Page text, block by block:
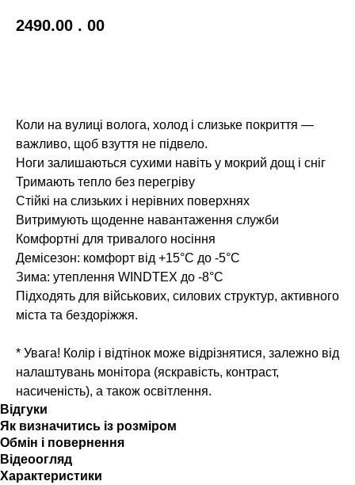
2490.00 . 00
Коли на вулиці волога, холод і слизьке покриття —
важливо, щоб взуття не підвело.
Ноги залишаються сухими навіть у мокрий дощ і сніг
Тримають тепло без перегріву
Стійкі на слизьких і нерівних поверхнях
Витримують щоденне навантаження служби
Комфортні для тривалого носіння
Демісезон: комфорт від +15°C до -5°C
Зима: утеплення WINDTEX до -8°C
Підходять для військових, силових структур, активного
міста та бездоріжжя.
* Увага! Колір і відтінок може відрізнятися, залежно від
налаштувань монітора (яскравість, контраст,
насиченість), а також освітлення.
Відгуки
Як визначитись із розміром
Обмін і повернення
Відеоогляд
Характеристики